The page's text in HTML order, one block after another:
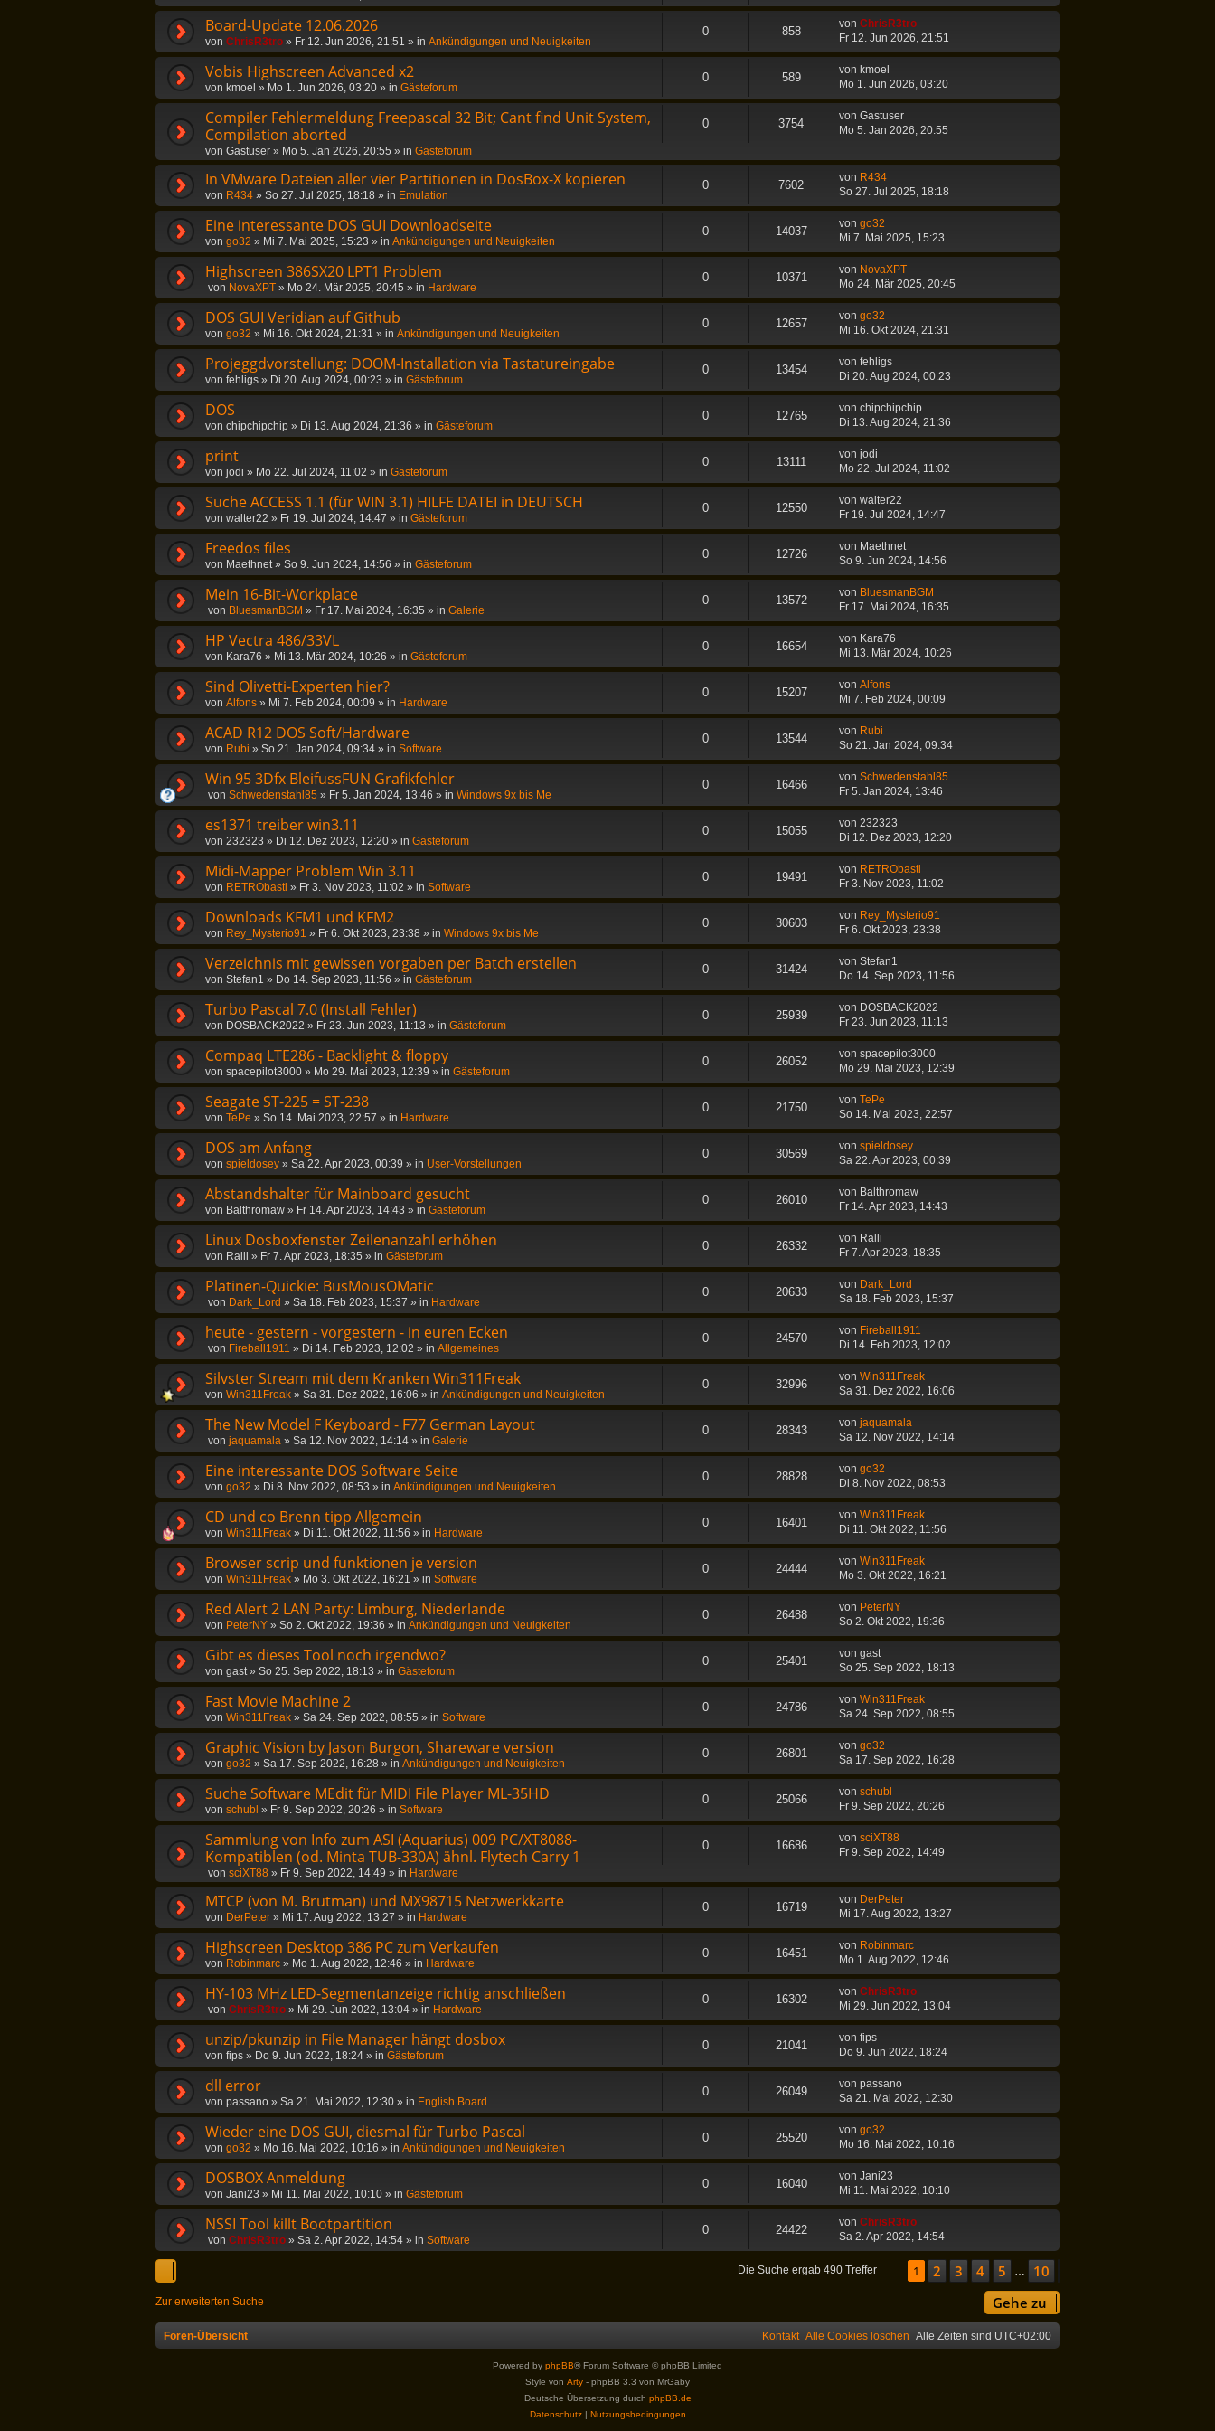
Board-Update 12.06.2026
von ChrisR3tro » Fr 12. Jun 2026, 21:51 » in Ankündigungen und Neuigkeiten
0 858
von ChrisR3tro
Fr 12. Jun 2026, 21:51
Vobis Highscreen Advanced x2
von kmoel » Mo 1. Jun 2026, 03:20 » in Gästeforum
0 589
von kmoel
Mo 1. Jun 2026, 03:20
Compiler Fehlermeldung Freepascal 32 Bit; Cant find Unit System,
Compilation aborted
von Gastuser » Mo 5. Jan 2026, 20:55 » in Gästeforum
0 3754
von Gastuser
Mo 5. Jan 2026, 20:55
In VMware Dateien aller vier Partitionen in DosBox-X kopieren
von R434 » So 27. Jul 2025, 18:18 » in Emulation
0 7602
von R434
So 27. Jul 2025, 18:18
Eine interessante DOS GUI Downloadseite
von go32 » Mi 7. Mai 2025, 15:23 » in Ankündigungen und Neuigkeiten
0 14037
von go32
Mi 7. Mai 2025, 15:23
Highscreen 386SX20 LPT1 Problem
von NovaXPT » Mo 24. Mär 2025, 20:45 » in Hardware
0 10371
von NovaXPT
Mo 24. Mär 2025, 20:45
DOS GUI Veridian auf Github
von go32 » Mi 16. Okt 2024, 21:31 » in Ankündigungen und Neuigkeiten
0 12657
von go32
Mi 16. Okt 2024, 21:31
Projeggdvorstellung: DOOM-Installation via Tastatureingabe
von fehligs » Di 20. Aug 2024, 00:23 » in Gästeforum
0 13454
von fehligs
Di 20. Aug 2024, 00:23
DOS
von chipchipchip » Di 13. Aug 2024, 21:36 » in Gästeforum
0 12765
von chipchipchip
Di 13. Aug 2024, 21:36
print
von jodi » Mo 22. Jul 2024, 11:02 » in Gästeforum
0 13111
von jodi
Mo 22. Jul 2024, 11:02
Suche ACCESS 1.1 (für WIN 3.1) HILFE DATEI in DEUTSCH
von walter22 » Fr 19. Jul 2024, 14:47 » in Gästeforum
0 12550
von walter22
Fr 19. Jul 2024, 14:47
Freedos files
von Maethnet» So 9. Jun 2024, 14:56 » in Gästeforum
0 12726
von Maethnet
So 9. Jun 2024, 14:56
Mein 16-Bit-Workplace
von BluesmanBGM » Fr 17. Mai 2024, 16:35 » in Galerie
0 13572
von BluesmanBGM
Fr 17. Mai 2024, 16:35
HP Vectra 486/33VL
von Kara76 » Mi 13. Mär 2024, 10:26 » in Gästeforum
0 16654
von Kara76
Mi 13. Mär 2024, 10:26
Sind Olivetti-Experten hier?
von Alfons » Mi 7. Feb 2024, 00:09 » in Hardware
0 15207
von Alfons
Mi 7. Feb 2024, 00:09
ACAD R12 DOS Soft/Hardware
von Rubi » So 21. Jan 2024, 09:34 » in Software
0 13544
von Rubi
So 21. Jan 2024, 09:34
Win 95 3Dfx BleifussFUN Grafikfehler
von Schwedenstahl85 » Fr 5. Jan 2024, 13:46 » in Windows 9x bis Me
0 16466
von Schwedenstahl85
Fr 5. Jan 2024, 13:46
es1371 treiber win3.11
von 232323 » Di 12. Dez 2023, 12:20 » in Gästeforum
0 15055
von 232323
Di 12. Dez 2023, 12:20
Midi-Mapper Problem Win 3.11
von RETRObasti » Fr 3. Nov 2023, 11:02 » in Software
0 19491
von RETRObasti
Fr 3. Nov 2023, 11:02
Downloads KFM1 und KFM2
von Rey_Mysterio91 » Fr 6. Okt 2023, 23:38 » in Windows 9x bis Me
0 30603
von Rey_Mysterio91
Fr 6. Okt 2023, 23:38
Verzeichnis mit gewissen vorgaben per Batch erstellen
von Stefan1 » Do 14. Sep 2023, 11:56 » in Gästeforum
0 31424
von Stefan1
Do 14. Sep 2023, 11:56
Turbo Pascal 7.0 (Install Fehler)
von DOSBACK2022 » Fr 23. Jun 2023, 11:13 » in Gästeforum
0 25939
von DOSBACK2022
Fr 23. Jun 2023, 11:13
Compaq LTE286 - Backlight & floppy
von spacepilot3000 » Mo 29. Mai 2023, 12:39 » in Gästeforum
0 26052
von spacepilot3000
Mo 29. Mai 2023, 12:39
Seagate ST-225 = ST-238
von TePe » So 14. Mai 2023, 22:57 » in Hardware
0 21750
von TePe
So 14. Mai 2023, 22:57
DOS am Anfang
von spieldosey » Sa 22. Apr 2023, 00:39 » in User-Vorstellungen
0 30569
von spieldosey
Sa 22. Apr 2023, 00:39
Abstandshalter für Mainboard gesucht
von Balthromaw » Fr 14. Apr 2023, 14:43 » in Gästeforum
0 26010
von Balthromaw
Fr 14. Apr 2023, 14:43
Linux Dosboxfenster Zeilenanzahl erhöhen
von Ralli » Fr 7. Apr 2023, 18:35 » in Gästeforum
0 26332
von Ralli
Fr 7. Apr 2023, 18:35
Platinen-Quickie: BusMousOMatic
von Dark_Lord » Sa 18. Feb 2023, 15:37 » in Hardware
0 20633
von Dark_Lord
Sa 18. Feb 2023, 15:37
heute - gestern - vorgestern - in euren Ecken
von Fireball1911 » Di 14. Feb 2023, 12:02 » in Allgemeines
0 24570
von Fireball1911
Di 14. Feb 2023, 12:02
Silvster Stream mit dem Kranken Win311Freak
von Win311Freak » Sa 31. Dez 2022, 16:06 » in Ankündigungen und Neuigkeiten
0 32996
von Win311Freak
Sa 31. Dez 2022, 16:06
The New Model F Keyboard - F77 German Layout
von jaquamala » Sa 12. Nov 2022, 14:14 » in Galerie
0 28343
von jaquamala
Sa 12. Nov 2022, 14:14
Eine interessante DOS Software Seite
von go32 » Di 8. Nov 2022, 08:53 » in Ankündigungen und Neuigkeiten
0 28828
von go32
Di 8. Nov 2022, 08:53
CD und co Brenn tipp Allgemein
von Win311Freak » Di 11. Okt 2022, 11:56 » in Hardware
0 16401
von Win311Freak
Di 11. Okt 2022, 11:56
Browser scrip und funktionen je version
von Win311Freak » Mo 3. Okt 2022, 16:21 » in Software
0 24444
von Win311Freak
Mo 3. Okt 2022, 16:21
Red Alert 2 LAN Party: Limburg, Niederlande
von PeterNY » So 2. Okt 2022, 19:36 » in Ankündigungen und Neuigkeiten
0 26488
von PeterNY
So 2. Okt 2022, 19:36
Gibt es dieses Tool noch irgendwo?
von gast» So 25. Sep 2022, 18:13 » in Gästeforum
0 25401
von gast
So 25. Sep 2022, 18:13
Fast Movie Machine 2
von Win311Freak » Sa 24. Sep 2022, 08:55 » in Software
0 24786
von Win311Freak
Sa 24. Sep 2022, 08:55
Graphic Vision by Jason Burgon, Shareware version
von go32 » Sa 17. Sep 2022, 16:28 » in Ankündigungen und Neuigkeiten
0 26801
von go32
Sa 17. Sep 2022, 16:28
Suche Software MEdit für MIDI File Player ML-35HD
von schubl » Fr 9. Sep 2022, 20:26 » in Software
0 25066
von schubl
Fr 9. Sep 2022, 20:26
Sammlung von Info zum ASI (Aquarius) 009 PC/XT8088-
Kompatiblen (od. Minta TUB-330A) ähnl. Flytech Carry 1
von sciXT88 » Fr 9. Sep 2022, 14:49 » in Hardware
0 16686
von sciXT88
Fr 9. Sep 2022, 14:49
MTCP (von M. Brutman) und MX98715 Netzwerkkarte
von DerPeter » Mi 17. Aug 2022, 13:27 » in Hardware
0 16719
von DerPeter
Mi 17. Aug 2022, 13:27
Highscreen Desktop 386 PC zum Verkaufen
von Robinmarc » Mo 1. Aug 2022, 12:46 » in Hardware
0 16451
von Robinmarc
Mo 1. Aug 2022, 12:46
HY-103 MHz LED-Segmentanzeige richtig anschließen
von ChrisR3tro » Mi 29. Jun 2022, 13:04 » in Hardware
0 16302
von ChrisR3tro
Mi 29. Jun 2022, 13:04
unzip/pkunzip in File Manager hängt dosbox
von fips » Do 9. Jun 2022, 18:24 » in Gästeforum
0 21041
von fips
Do 9. Jun 2022, 18:24
dll error
von passano » Sa 21. Mai 2022, 12:30 » in English Board
0 26049
von passano
Sa 21. Mai 2022, 12:30
Wieder eine DOS GUI, diesmal für Turbo Pascal
von go32 » Mo 16. Mai 2022, 10:16 » in Ankündigungen und Neuigkeiten
0 25520
von go32
Mo 16. Mai 2022, 10:16
DOSBOX Anmeldung
von Jani23 » Mi 11. Mai 2022, 10:10 » in Gästeforum
0 16040
von Jani23
Mi 11. Mai 2022, 10:10
NSSI Tool killt Bootpartition
von ChrisR3tro » Sa 2. Apr 2022, 14:54 » in Software
0 24422
von ChrisR3tro
Sa 2. Apr 2022, 14:54
Die Suche ergab 490 Treffer Seite 1 von 10
1 2 3 4 5 … 10
Zur erweiterten Suche Gehe zu
Foren-Übersicht Alle Zeiten sind UTC+02:00
Alle Cookies löschen
Kontakt
Powered by phpBB® Forum Software © phpBB Limited
Style von Arty - phpBB 3.3 von MrGaby
Deutsche Übersetzung durch phpBB.de
Datenschutz| Nutzungsbedingungen